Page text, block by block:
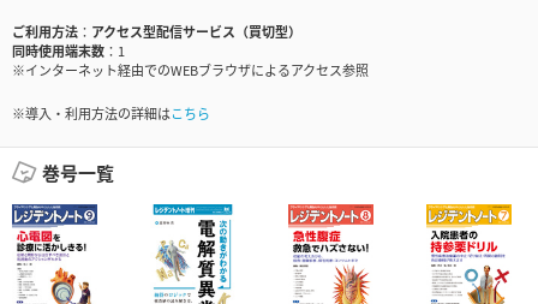
ご利用方法
アクセス型配信サービス（買切型）
同時使用端末数
1
※インターネット経由でのWEBブラウザによるアクセス参照
※導入・利用方法の詳細はこちら
巻号一覧